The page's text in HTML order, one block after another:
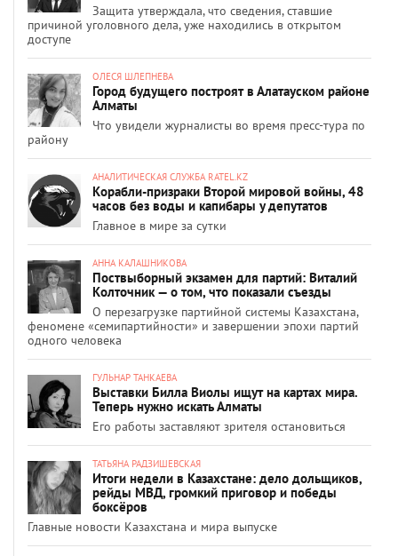
Защита утверждала, что сведения, ставшие
причиной уголовного дела, уже находились в открытом
доступе
ОЛЕСЯ ШЛЕПНЕВА
Город будущего построят в Алатауском районе
Алматы
Что увидели журналисты во время пресс-тура по
району
АНАЛИТИЧЕСКАЯ СЛУЖБА RATEL.KZ
Корабли-призраки Второй мировой войны, 48
часов без воды и капибары у депутатов
Главное в мире за сутки
АННА КАЛАШНИКОВА
Поствыборный экзамен для партий: Виталий
Колточник — о том, что показали съезды
О перезагрузке партийной системы Казахстана,
феномене «семипартийности» и завершении эпохи партий
одного человека
ГУЛЬНАР ТАНКАЕВА
Выставки Билла Виолы ищут на картах мира.
Теперь нужно искать Алматы
Его работы заставляют зрителя остановиться
ТАТЬЯНА РАДЗИШЕВСКАЯ
Итоги недели в Казахстане: дело дольщиков,
рейды МВД, громкий приговор и победы
боксёров
Главные новости Казахстана и мира выпуске